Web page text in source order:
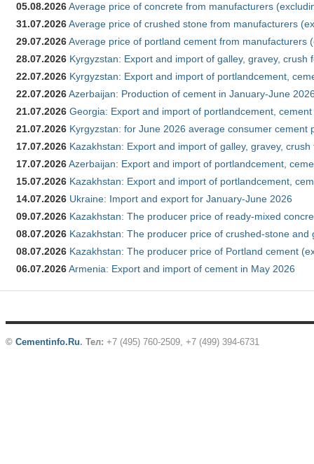
05.08.2026Average price of concrete from manufacturers
31.07.2026Average price of crushed stone from manufacturers
29.07.2026Average price of portland cement from manufacturers
28.07.2026 Kyrgyzstan: Export and import of galley, gravey,
22.07.2026 Kyrgyzstan: Export and import of portlandcement,
22.07.2026Azerbaijan: Production of cement in January-June
21.07.2026 Georgia: Export and import of portlandcement,
21.07.2026 Kyrgyzstan: for June 2026 average consumer cement
17.07.2026 Kazakhstan: Export and import of galley, gravey,
17.07.2026Azerbaijan: Export and import of portlandcement,
15.07.2026 Kazakhstan: Export and import of portlandcement,
14.07.2026 Ukraine: Import and export for January-June 2026
09.07.2026 Kazakhstan: The producer price of ready-mixed
08.07.2026 Kazakhstan: The producer price of crushed-stone and
08.07.2026 Kazakhstan: The producer price of Portland cement
06.07.2026Armenia: Export and import of cement in May 2026
© Cementinfo.Ru. Тел: +7 (495) 760-2509, +7 (499) 394-6731